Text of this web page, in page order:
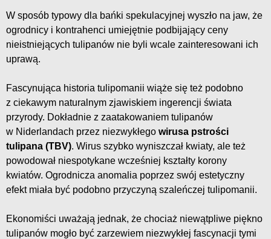
W sposób typowy dla bańki spekulacyjnej wyszło na jaw, że
ogrodnicy i kontrahenci umiejętnie podbijający ceny
nieistniejących tulipanów nie byli wcale zainteresowani ich
uprawą.
Fascynująca historia tulipomanii wiąże się też podobno
z ciekawym naturalnym zjawiskiem ingerencji świata
przyrody. Dokładnie z zaatakowaniem tulipanów
w Niderlandach przez niezwykłego wirusa pstrości
tulipana (TBV). Wirus szybko wyniszczał kwiaty, ale też
powodował niespotykane wcześniej kształty korony
kwiatów. Ogrodnicza anomalia poprzez swój estetyczny
efekt miała być podobno przyczyną szaleńczej tulipomanii.
Ekonomiści uważają jednak, że chociaż niewątpliwe piękno
tulipanów mogło być zarzewiem niezwykłej fascynacji tymi